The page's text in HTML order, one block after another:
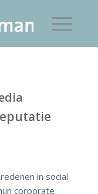
in social
corporate